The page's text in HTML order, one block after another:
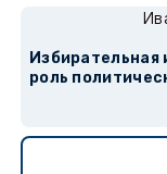
Избирательная
роль